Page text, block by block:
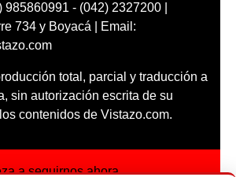
985860991 - (042) 2327200 |
734 y Boyacá | Email:
total, parcial y traducción a
sin autorización escrita de su
contenidos de Vistazo.com.
a seguirnos ahora